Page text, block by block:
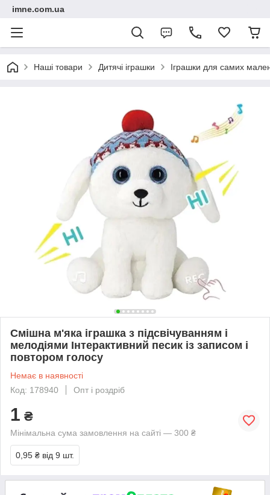
imne.com.ua
Наші товари Дитячі іграшки Іграшки для самих
Смішна м'яка іграшка з підсвічуванням і
мелодіями Інтерактивний песик із записом і
повтором голосу
Немає в наявності
Код: 178940
Опт і роздріб
1 ₴
Мінімальна сума замовлення на сайті — 300 ₴
0,95 ₴ від 9 шт.